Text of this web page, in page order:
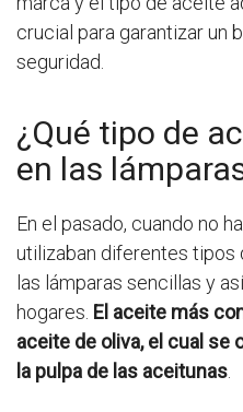
crucial para garantizar un
seguridad.
¿Qué tipo de
en las
En el pasado, cuando no
utilizaban diferentes tipos
las lámparas sencillas y
hogares. El aceite más
aceite de oliva, el cual se
la pulpa de las aceitunas